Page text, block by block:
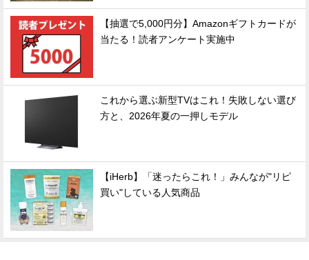
【抽選で5,000円分】Amazonギフトカードが
当たる！読者アンケート実施中
これから選ぶ新型TVはこれ！失敗しない選び
方と、2026年夏の一押しモデル
【iHerb】「迷ったらこれ！」みんなが"リピ
買い"している人気商品